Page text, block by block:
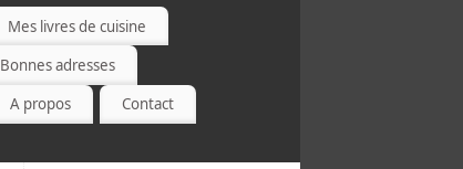
Mes livres de cuisine
Bonnes adresses
A propos
Contact